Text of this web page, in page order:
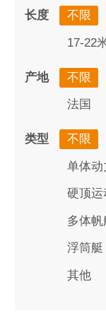
长度 不限
17-22
产地 不限
法国
类型 不限
单体动
硬顶运
多体帆
浮筒艇
其他